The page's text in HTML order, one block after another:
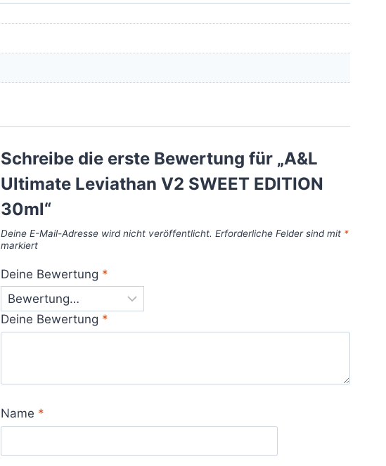
Schreibe die erste Bewertung für „A&L
Ultimate Leviathan V2 SWEET EDITION
30ml“
Deine E-Mail-Adresse wird nicht veröffentlicht. Erforderliche Felder sind mit *
markiert
Deine Bewertung *
Deine Bewertung *
Name *